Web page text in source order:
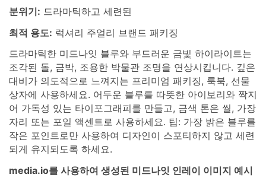
분위기: 드라마틱하고 세련된
최적 용도: 럭셔리 주얼리 브랜드 패키징
드라마틱한 미드나잇 블루와 부드러운 금빛 하이라이트는
조각된 돌, 금박, 조용한 박물관 조명을 연상시킵니다. 깊은
대비가 의도적으로 느껴지는 프리미엄 패키징, 룩북, 선물
상자에 사용하세요. 어두운 블루를 따뜻한 아이보리와 짝지
어 가독성 있는 타이포그래피를 만들고, 금색 톤은 씰, 가장
자리 또는 포일 액센트로 사용하세요. 팁: 가장 밝은 블루를
작은 포인트로만 사용하여 디자인이 스포티하지 않고 세련
되게 유지되도록 하세요.
media.io를 사용하여 생성된 미드나잇 인레이 이미지 예시